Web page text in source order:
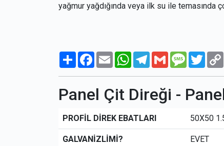
yağmur yağdığında veya ilk su ile
PaylaşFacebook
Email WhatsAppTelegram
Gmail Message
Panel Çit Direği -
PROFİL DİREK EBATLARI 50X50
GALVANİZLİMİ? EVET